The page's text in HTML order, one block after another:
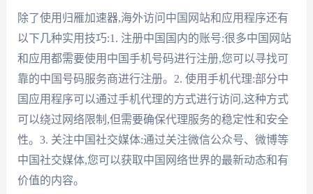
除了使用归雁加速器,海外访问中国网站和应用程序还有
以下几种实用技巧:1. 注册中国国内的账号:很多中国网站
和应用都需要使用中国手机号码进行注册,您可以寻找可
靠的中国号码服务商进行注册。2. 使用手机代理:部分中
国应用程序可以通过手机代理的方式进行访问,这种方式
可以绕过网络限制,但需要确保代理服务的稳定性和安全
性。3. 关注中国社交媒体:通过关注微信公众号、微博等
中国社交媒体,您可以获取中国网络世界的最新动态和有
价值的内容。